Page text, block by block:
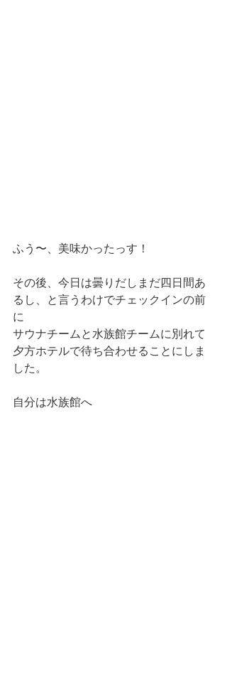
ふう〜、美味かったっす！
その後、今日は曇りだしまだ四日間あ
るし、と言うわけでチェックインの前
に
サウナチームと水族館チームに別れて
夕方ホテルで待ち合わせることにしま
した。
自分は水族館へ